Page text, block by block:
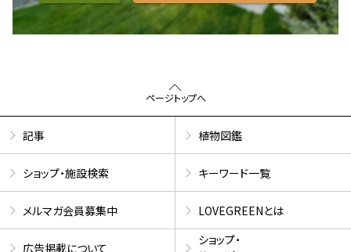
ページトップへ
記事 植物図鑑
ショップ・施設検索 キーワード一覧
メルマガ会員募集中 LOVEGREENとは
広告掲載について
ショップ・